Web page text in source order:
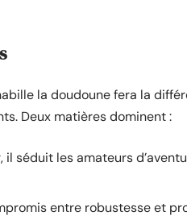
la doudoune fera la
Deux matières dominent :
il séduit les amateurs
entre robustesse et